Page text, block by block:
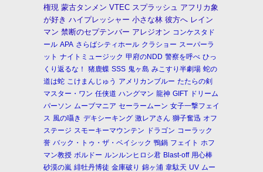
権現 蒙古タンメン VTEC スプラッシュ アフリカ象
が好き ハイプレッシャー 小さな林 彼方へ レイン
マン 禁断のセプテンバー アレジオン コンケスタド
ール APA さらばシティホール クラショー スーパーラ
ット ナイトミュージック 甲府のNDD 警察を呼べ ひっ
くり返るな！
猪鹿蝶 SSS 鬼ヶ島 みこすり半劇場 蛇の
道は蛇 こけまんじゅう アメリカンブルー たたらの剣
マスター・ワン 任侠道 ハングマン 龍神 GIFT ドリーム
パーソン ムーブマニア セーラームーン 女子一撃フェイ
ス 風の囁き デキシーキング 激レアさん 獅子奮迅 オフ
ステージ スモーキーマウンテン ドラゴン コーラック
誉 バック・トゥ・ザ・ベイシック 鴨鍋 フェイト ホフ
マン教授 ボルドー ルンルンヒロシ君 Blast-off 用心棒
砂漠の嵐 緋牡丹博徒 金庫破り 錦ヶ浦 韋駄天 UV ムー